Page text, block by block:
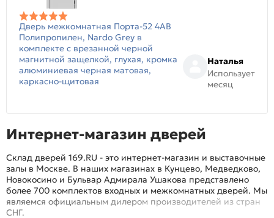
Дверь межкомнатная Порта-52 4AB
Полипропилен, Nardo Grey в
комплекте с врезанной черной
магнитной защелкой, глухая, кромка
алюминиевая черная матовая,
каркасно-щитовая
Наталья
Использует
месяц
Интернет-магазин дверей
Склад дверей 169.RU - это интернет-магазин и выставочные
залы в Москве. В наших магазинах в Кунцево, Медведково,
Новокосино и Бульвар Адмирала Ушакова представлено
более 700 комплектов входных и межкомнатных дверей. Мы
являемся официальным дилером производителей из стран
СНГ.